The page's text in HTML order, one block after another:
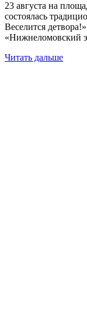
23 августа на
состоялась
Веселится
«Нижнеломовский
Читать дальше